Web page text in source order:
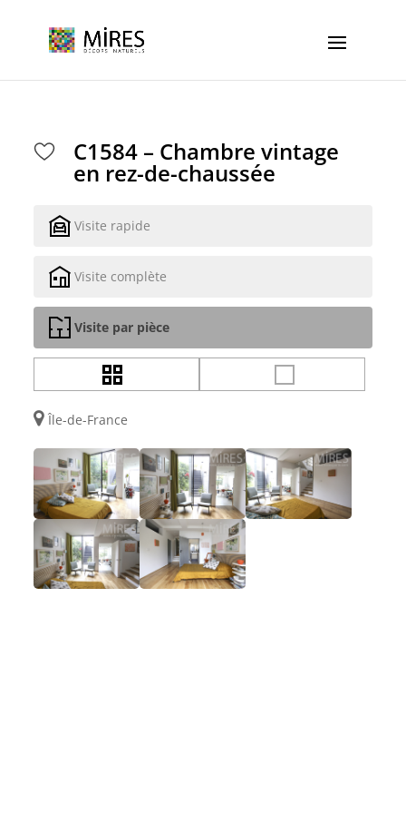
C1584 – Chambre vintage
en rez-de-chaussée
Visite rapide
Visite complète
Visite par pièce
Île-de-France